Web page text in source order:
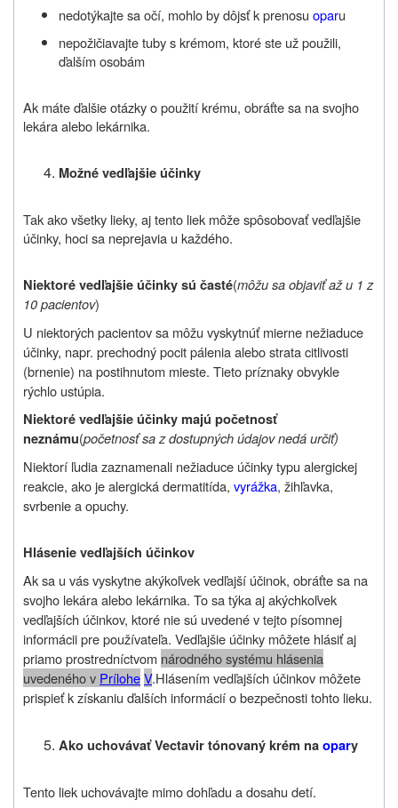
nedotýkajte sa očí, mohlo by dôjsť k prenosu oparu
nepožičiavajte tuby s krémom, ktoré ste už použili,
ďalším osobám
Ak máte ďalšie otázky o použití krému, obráťte sa na svojho
lekára alebo lekárnika.
Možné vedľajšie účinky
Tak ako všetky lieky, aj tento liek môže spôsobovať vedľajšie
účinky, hoci sa neprejavia u každého.
Niektoré vedľajšie účinky sú časté(môžu sa objaviť až u 1 z
10 pacientov)
U niektorých pacientov sa môžu vyskytnúť mierne nežiaduce
účinky, napr. prechodný pocit pálenia alebo strata citlivosti
(brnenie) na postihnutom mieste. Tieto príznaky obvykle
rýchlo ustúpia.
Niektoré vedľajšie účinky majú početnosť
neznámu(početnosť sa z dostupných údajov nedá určiť)
Niektorí ľudia zaznamenali nežiaduce účinky typu alergickej
reakcie, ako je alergická dermatitída, vyrážka, žihľavka,
svrbenie a opuchy.
Hlásenie vedľajších účinkov
Ak sa u vás vyskytne akýkoľvek vedľajší účinok, obráťte sa na
svojho lekára alebo lekárnika. To sa týka aj akýchkoľvek
vedľajších účinkov, ktoré nie sú uvedené v tejto písomnej
informácii pre používateľa. Vedľajšie účinky môžete hlásiť aj
priamo prostredníctvom národného systému hlásenia
uvedeného v PríloheV.Hlásením vedľajších účinkov môžete
prispieť k získaniu ďalších informácií o bezpečnosti tohto lieku.
Ako uchovávaťVectavir tónovaný krém naopary
Tento liek uchovávajte mimo dohľadu a dosahu detí.